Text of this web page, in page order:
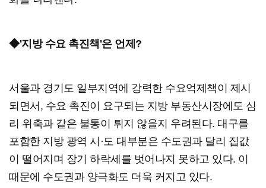
◆'지방 수요 촉진책'은 언제?
서울과 경기도 일부지역에 강력한 수요억제책이 제시
되면서, 수요 촉진이 요구되는 지방 부동산시장에도 심
리 위축과 같은 불통이 튀지 않을지 우려된다. 대구를
포함한 지방 광역 시·도 대부분은 수도권과 달리 집값
이 떨어지며 장기 하락세를 벗어나지 못하고 있다. 이
때문에 수도권과 양극화도 더욱 커지고 있다.